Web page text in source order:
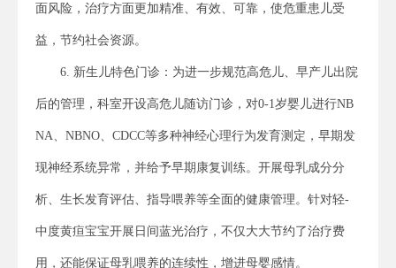
面风险，治疗方面更加精准、有效、可靠，使危重患儿受
益，节约社会资源。
6. 新生儿特色门诊：为进一步规范高危儿、早产儿出院
后的管理，科室开设高危儿随访门诊，对0-1岁婴儿进行NB
NA、NBNO、CDCC等多种神经心理行为发育测定，早期发
现神经系统异常，并给予早期康复训练。开展母乳成分分
析、生长发育评估、指导喂养等全面的健康管理。针对轻-
中度黄疸宝宝开展日间蓝光治疗，不仅大大节约了治疗费
用，还能保证母乳喂养的连续性，增进母婴感情。